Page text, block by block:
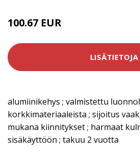
100.67 EUR
LISÄTIETOJA
alumiinikehys ; valmistettu
korkkimateriaaleista ; sijoitus
mukana kiinnitykset ; harmaat
sisäkäyttöön ; takuu 2 vuotta